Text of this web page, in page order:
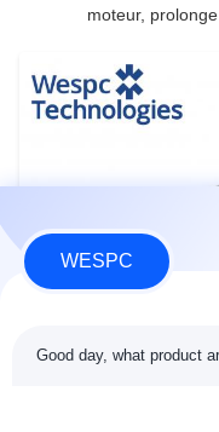
moteur,
WESPC
Good day, what product